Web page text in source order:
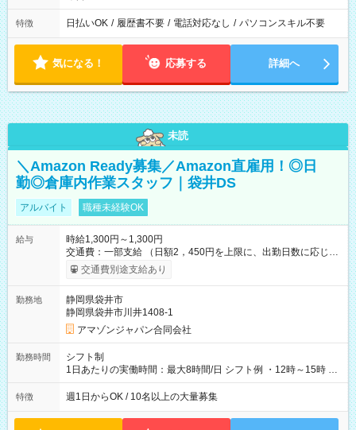
特徴 日払いOK / 履歴書不要 / 電話対応なし / パソコンスキル不要
気になる！ 応募する 詳細へ
未読
＼Amazon Ready募集／Amazon直雇用！◎日
勤◎倉庫内作業スタッフ｜袋井DS
アルバイト 職種未経験OK
給与
時給1,300円～1,300円
交通費：一部支給 （日額2，450円を上限に、出勤日数に応じて
実費支給） ※22:00～翌5:00までは時給25%UP！ ■給与前払い
制度あり ※前払い額の上限あり、手数料無料（Amazon負担）
交通費別途支給あり
勤務地
静岡県袋井市
静岡県袋井市川井1408-1
アマゾンジャパン合同会社
勤務時間
シフト制
1日あたりの実働時間：最大8時間/日 シフト例 ・12時～15時 入
社後、就業可能シフトをご確認の上、申請してください。
特徴 週1日からOK / 10名以上の大量募集